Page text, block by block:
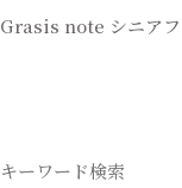
Grasis note シニア